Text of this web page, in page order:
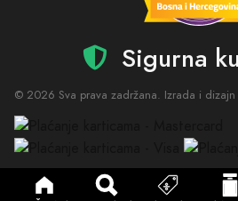
Sigurna
© 2026 Sva prava zadržana. Izrada i dizajn